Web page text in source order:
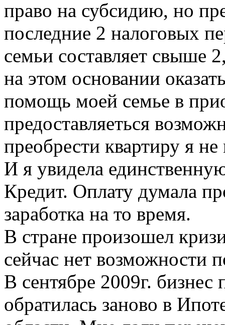
право на субсидию, но
последние 2 налоговых
семьи составляет свыше
на этом основании
помощь моей семье в
предоставляеться
преобрести квартиру я не
И я увидела
Кредит. Оплату думала
заработка на то время.
В стране произошел
сейчас нет возможности
В сентябре 2009г.
обратилась заново в